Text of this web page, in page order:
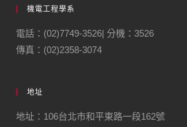
機電工程學系
電話：(02)7749-3526| 分機：3526
傳真：(02)2358-3074
地址
地址：106台北市和平東路一段162號